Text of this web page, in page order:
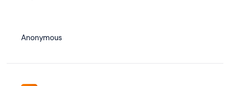
Anonymous